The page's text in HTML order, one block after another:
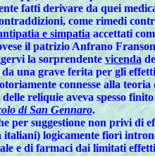
fatti derivare da quei
come rimedi
e simpatiaaccettati
il patrizioAnfrano
la sorprendentevicenda
una grave ferita per gli
connesse alla teoria
reliquie aveva spesso
di San Gennaro.
per suggestione non privi di
logicamente fiorì
e di farmaci dai limitati